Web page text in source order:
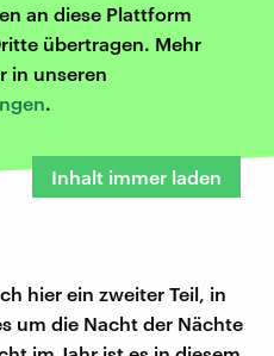
an diese Plattform
übertragen. Mehr
in unseren
.
Inhalt immer laden
hier ein zweiter Teil, in
um die Nacht der Nächte